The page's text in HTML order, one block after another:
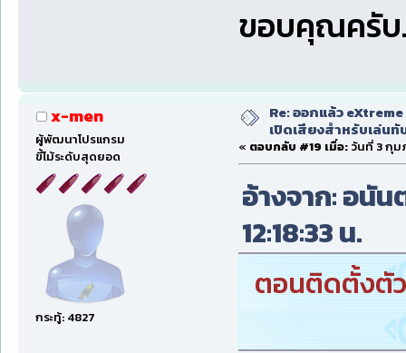
ขอบคุณครับ
x-men
ผู้พัฒนาโปรแกรม
ขี้โม้ระดับสุดยอด
กระทู้: 4827
Re: ออกแล้ว
เปิดเสียงสำหรับเล่น
« ตอบกลับ #19 เมื่อ: วันที่ 3 กุม
อ้างจาก: อนั
12:18:33 น.
ตอนติดตั้งตั